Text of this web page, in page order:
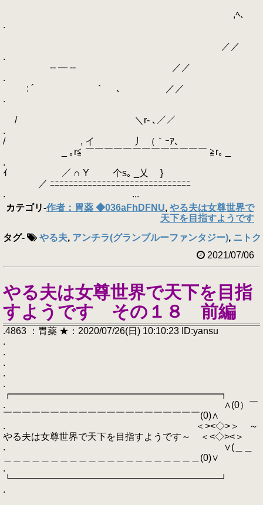
,ﾍ、
.
／／
.
-‐ ― ‐- ／／
.
: ´ ｀ ､ ／／
.
/ ＼r‐ ､／／
.
/ , イ 丿 （｀ｰｱ､
_ ｡r≦ ￣￣￣￣￣￣￣￣￣￣￣￣￣ ≧r｡ _
.
ｲ ／ ∩ Y 个s｡ _乂 }
／ ﾆﾆﾆﾆﾆﾆﾆﾆﾆﾆﾆﾆﾆﾆﾆﾆﾆﾆﾆﾆﾆﾆﾆﾆﾆﾆﾆﾆﾆﾆ
. ...
カテゴリ-作者：胃薬 ◆036aFhDFNU, やる夫は女尊世界で
天下を目指すようです
タグ- やる夫, アンチラ(グランブルーファンタジー), ニト
2021/07/06
やる夫は女尊世界で天下を目指
すようです その１８ 前編
.4863 ：胃薬 ★：2020/07/26(日) 10:10:23 ID:yansu
.
.
.
.
.
┏━━━━━━━━━━━━━━━━━━━━━━┓
. ∧(0）￣
￣￣￣￣￣￣￣￣￣￣￣￣￣￣￣￣￣￣￣￣￣(0)∧
. ＜><◇>＞ ～
やる夫は女尊世界で天下を目指すようです～ ＜<◇><＞
. ∨(＿＿
＿＿＿＿＿＿＿＿＿＿＿＿＿＿＿＿＿＿＿＿＿(0)∨
.
┗━━━━━━━━━━━━━━━━━━━━━━┛
.